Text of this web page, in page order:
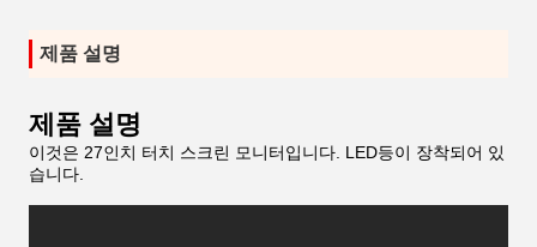
제품 설명
제품 설명
이것은 27인치 터치 스크린 모니터입니다. LED등이 장착되어 있
습니다.